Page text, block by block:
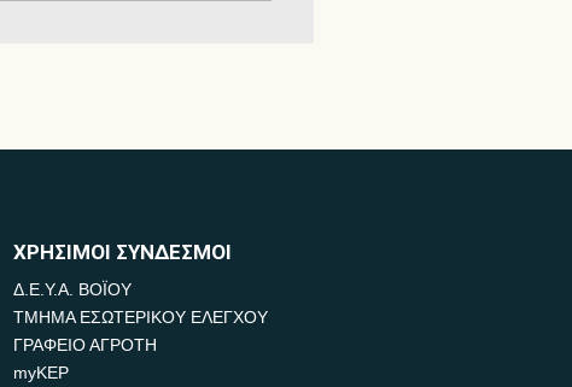
ΧΡΗΣΙΜΟΙ ΣΥΝΔΕΣΜΟΙ
Δ.Ε.Υ.Α. ΒΟΪΟΥ
ΤΜΗΜΑ ΕΣΩΤΕΡΙΚΟΥ ΕΛΕΓΧΟΥ
ΓΡΑΦΕΙΟ ΑΓΡΟΤΗ
myKEP